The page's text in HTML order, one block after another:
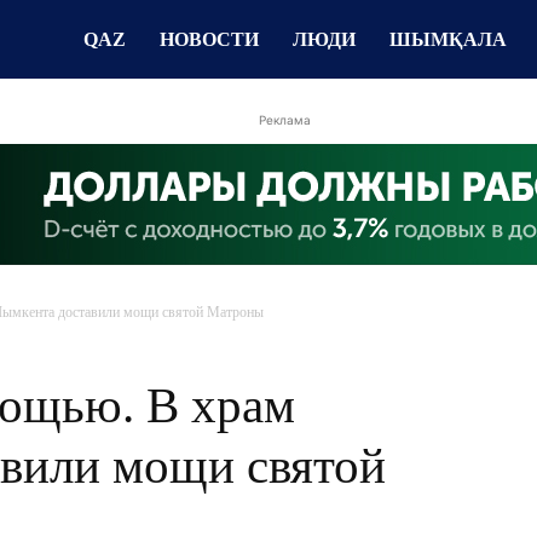
QAZ НОВОСТИ ЛЮДИ ШЫМҚАЛА
Реклама
доставили мощи святой Матроны
В храм
мощи святой